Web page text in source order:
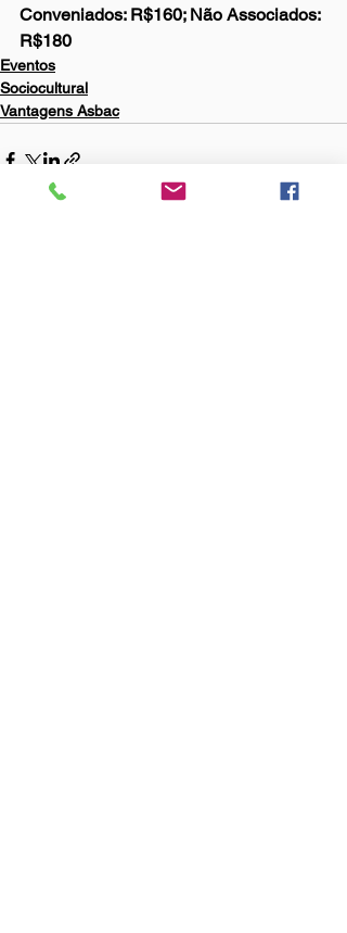
Conveniados: R$160; Não Associados:
R$180
Eventos
Sociocultural
Vantagens Asbac